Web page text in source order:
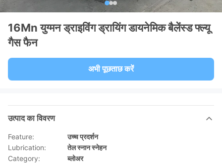
16Mn युग्मन ड्राइविंग ड्रायिंग डायनेमिक बैलेंस्ड फ्ल्यू
गैस फैन
अभी पूछताछ करें
उत्पाद का विवरण
Feature:
उच्च प्रदर्शन
Lubrication:
तेल स्नान स्नेहन
Category:
ब्लोअर